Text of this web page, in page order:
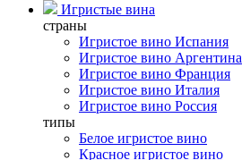
Игристые вина
страны
Игристое вино Испания
Игристое вино Аргентина
Игристое вино Франция
Игристое вино Италия
Игристое вино Россия
типы
Белое игристое вино
Красное игристое вино